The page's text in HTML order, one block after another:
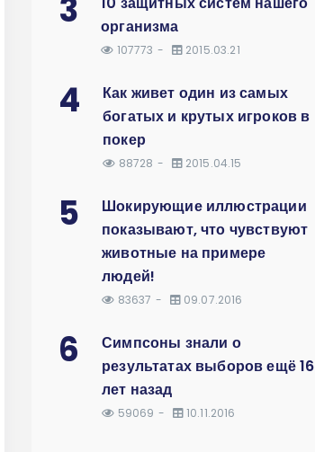
3
организма
107773 2015.03.21
4
Как живет один из самых
богатых и крутых игроков в
покер
88728 2015.04.15
5
Шокирующие иллюстрации
показывают, что чувствуют
животные на примере
людей!
83637 09.07.2016
6
Симпсоны знали о
результатах выборов ещё 16
лет назад
59069 10.11.2016